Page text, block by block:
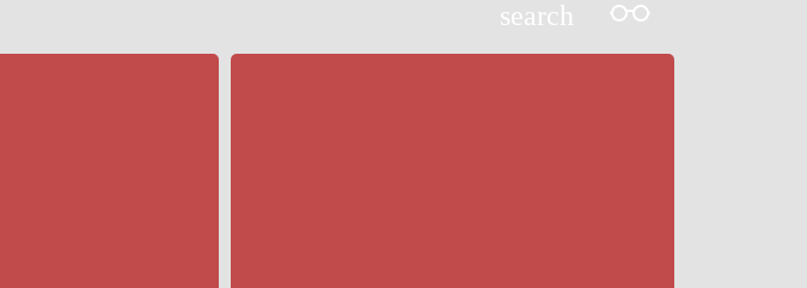
search